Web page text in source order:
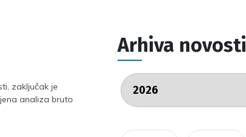
zaključak je
analiza bruto
Arhiva novosti